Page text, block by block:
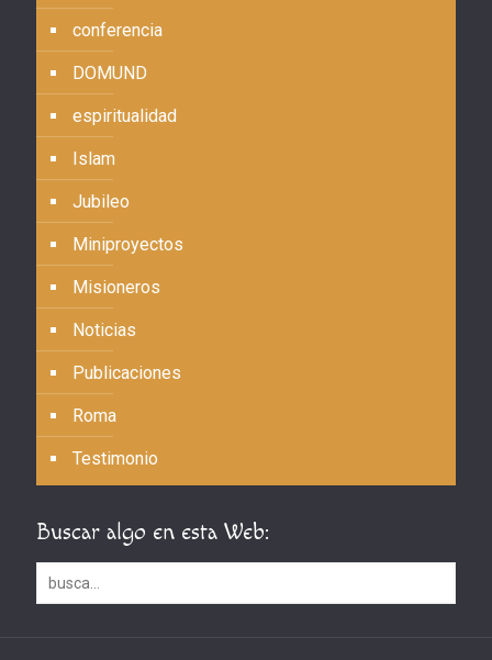
conferencia
DOMUND
espiritualidad
Islam
Jubileo
Miniproyectos
Misioneros
Noticias
Publicaciones
Roma
Testimonio
Buscar algo en esta Web: